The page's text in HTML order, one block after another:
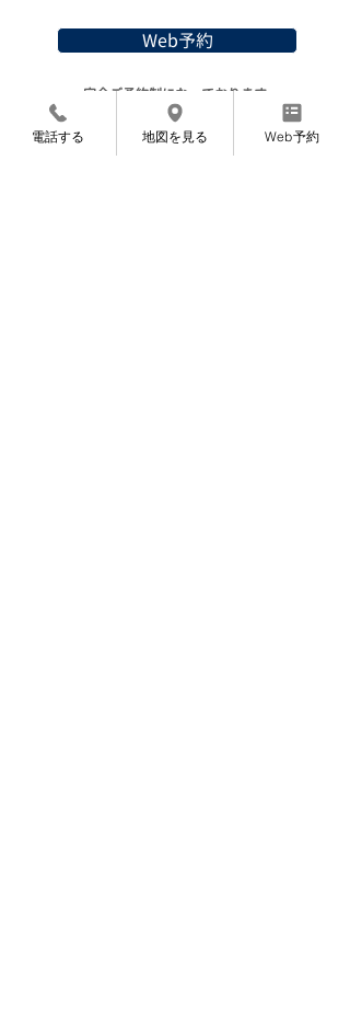
Web予約
〜完全ご予約制になっております〜
〜お知らせ〜
電話する 地図を見る Web予約